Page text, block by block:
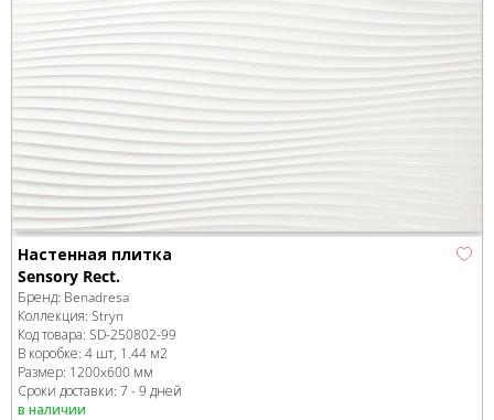
Настенная плитка
Sensory Rect.
Бренд: Benadresa
Коллекция: Stryn
Код товара: SD-250802-99
В коробке: 4 шт, 1.44 м2
Размер: 1200x600 мм
Сроки доставки: 7 - 9 дней
в наличии